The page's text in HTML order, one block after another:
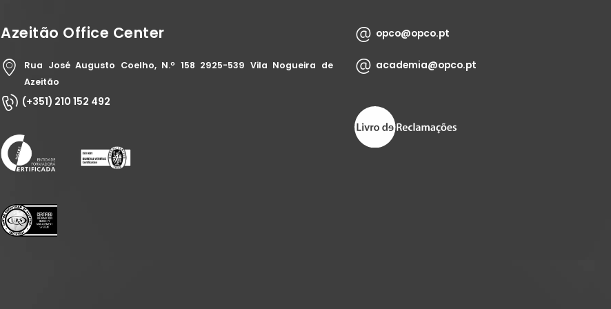
Azeitão Office Center
Rua José Augusto Coelho, N.º 158 2925-539 Vila Nogueira de
Azeitão
(+351) 210 152 492
opco@opco.pt
academia@opco.pt